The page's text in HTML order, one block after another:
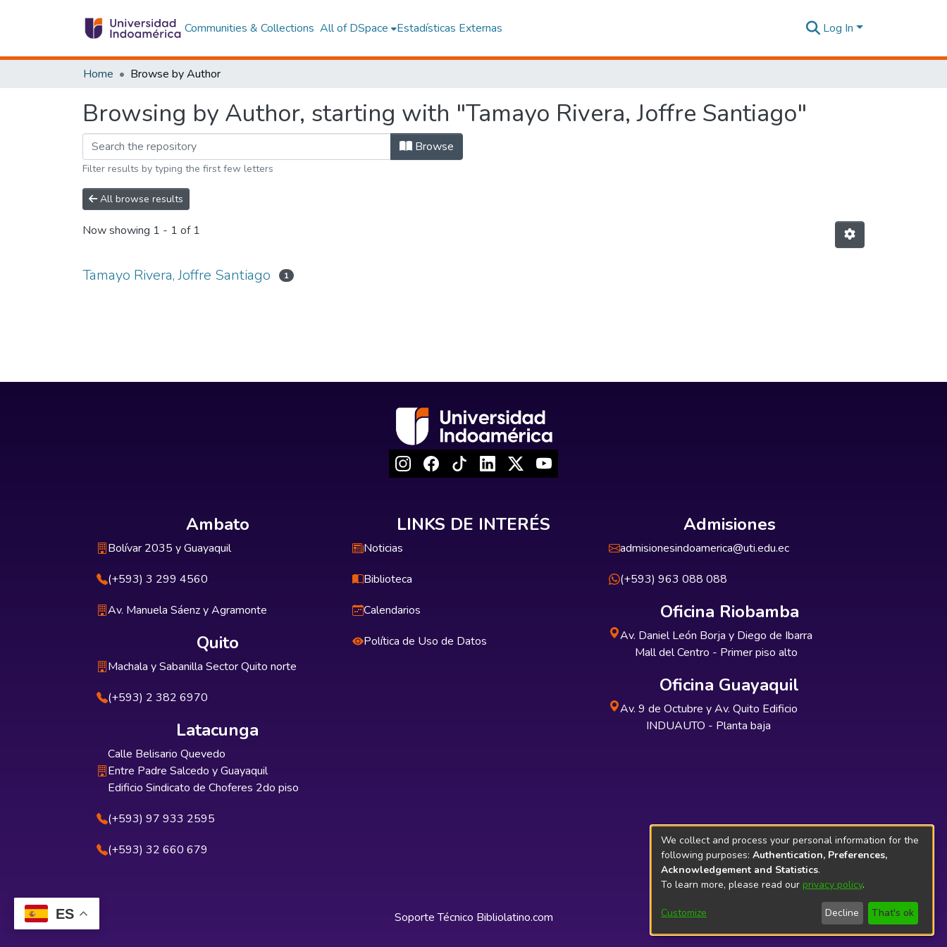
ES
Communities & Collections All of DSpace Estadísticas Externas Log In
Home Browse by Author
Browsing by Author, starting with "Tamayo Rivera, Joffre Santiago"
Browse
Filter results by typing the first few letters
All browse results
Now showing 1 - 1 of 1
Tamayo Rivera, Joffre Santiago 1
Ambato
Bolívar 2035 y Guayaquil
(+593) 3 299 4560
Av. Manuela Sáenz y Agramonte
Quito
Machala y Sabanilla Sector Quito norte
(+593) 2 382 6970
Latacunga
Calle Belisario Quevedo
Entre Padre Salcedo y Guayaquil
Edificio Sindicato de Choferes 2do piso
(+593) 97 933 2595
(+593) 32 660 679
LINKS DE INTERÉS
Noticias
Biblioteca
Calendarios
Política de Uso de Datos
Admisiones
admisionesindoamerica@uti.edu.ec
(+593) 963 088 088
Oficina Riobamba
Av. Daniel León Borja y Diego de Ibarra
Mall del Centro - Primer piso alto
Oficina Guayaquil
Av. 9 de Octubre y Av. Quito Edificio
INDUAUTO - Planta baja
Soporte Técnico Bibliolatino.com
We collect and process your personal information for the
following purposes: Authentication, Preferences,
Acknowledgement and Statistics.
To learn more, please read our privacy policy.
Customize Decline That's ok